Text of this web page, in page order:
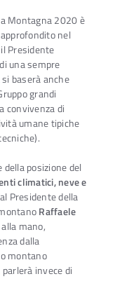
Montagna 2020 è
nel
Presidente
una sempre
baserà anche
grandi
convivenza di
umane tipiche
posizione del
climatici, neve e
Presidente della
Raffaele
mano,
dalla
montano
parlerà invece di